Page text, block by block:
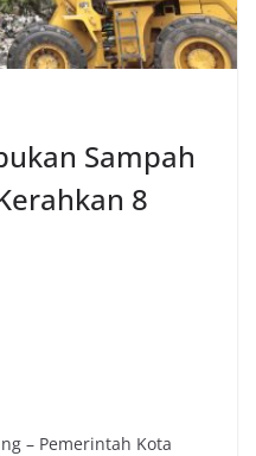
Sampah
8
– Pemerintah Kota